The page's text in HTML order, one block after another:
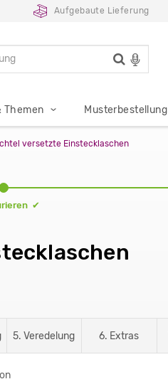
Aufgebaute Lieferung
Themen Musterbestellung
versetzte Einstecklaschen
✔
5. Veredelung 6. Extras